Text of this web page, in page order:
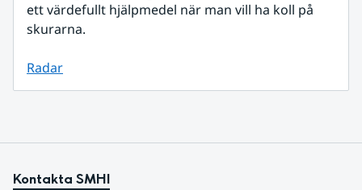
ett värdefullt hjälpmedel när man vill ha koll på
skurarna.
Radar
Kontakta SMHI